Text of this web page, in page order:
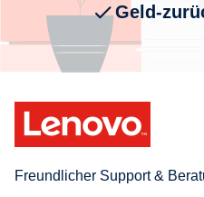
Geld-
Freundlicher Support &